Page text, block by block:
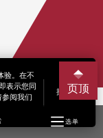
验。在不
表示您同
阅我们
接受
选单
页顶